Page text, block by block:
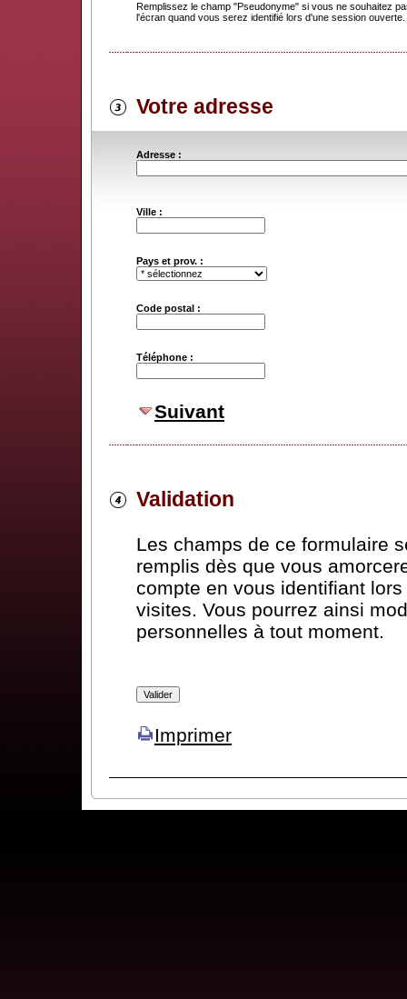
Remplissez le champ "Pseudonyme" si vous ne souhaitez
l'écran quand vous serez identifié lors d'une session ouverte.
Votre adresse
Adresse :
Ville :
Pays et prov. :
Code postal :
Téléphone :
Suivant
Validation
Les champs de ce formulaire
remplis dès que vous
compte en vous identifiant
visites. Vous pourrez ainsi
personnelles à tout moment.
Imprimer